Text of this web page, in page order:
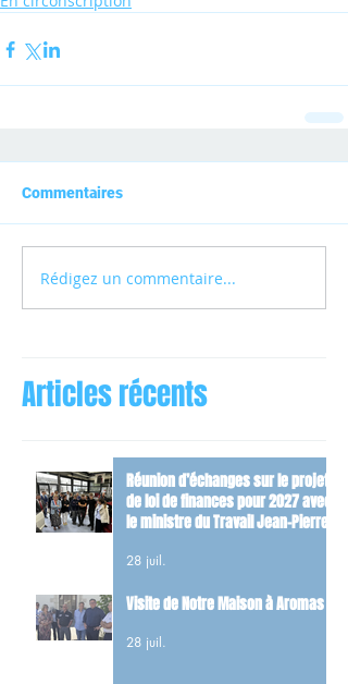
Commentaires
Rédigez un commentaire...
Articles récents
Réunion d’échanges sur le projet
de loi de finances pour 2027 avec
le ministre du Travail Jean-Pierre
28 juil.
Visite de Notre Maison à Aromas
28 juil.